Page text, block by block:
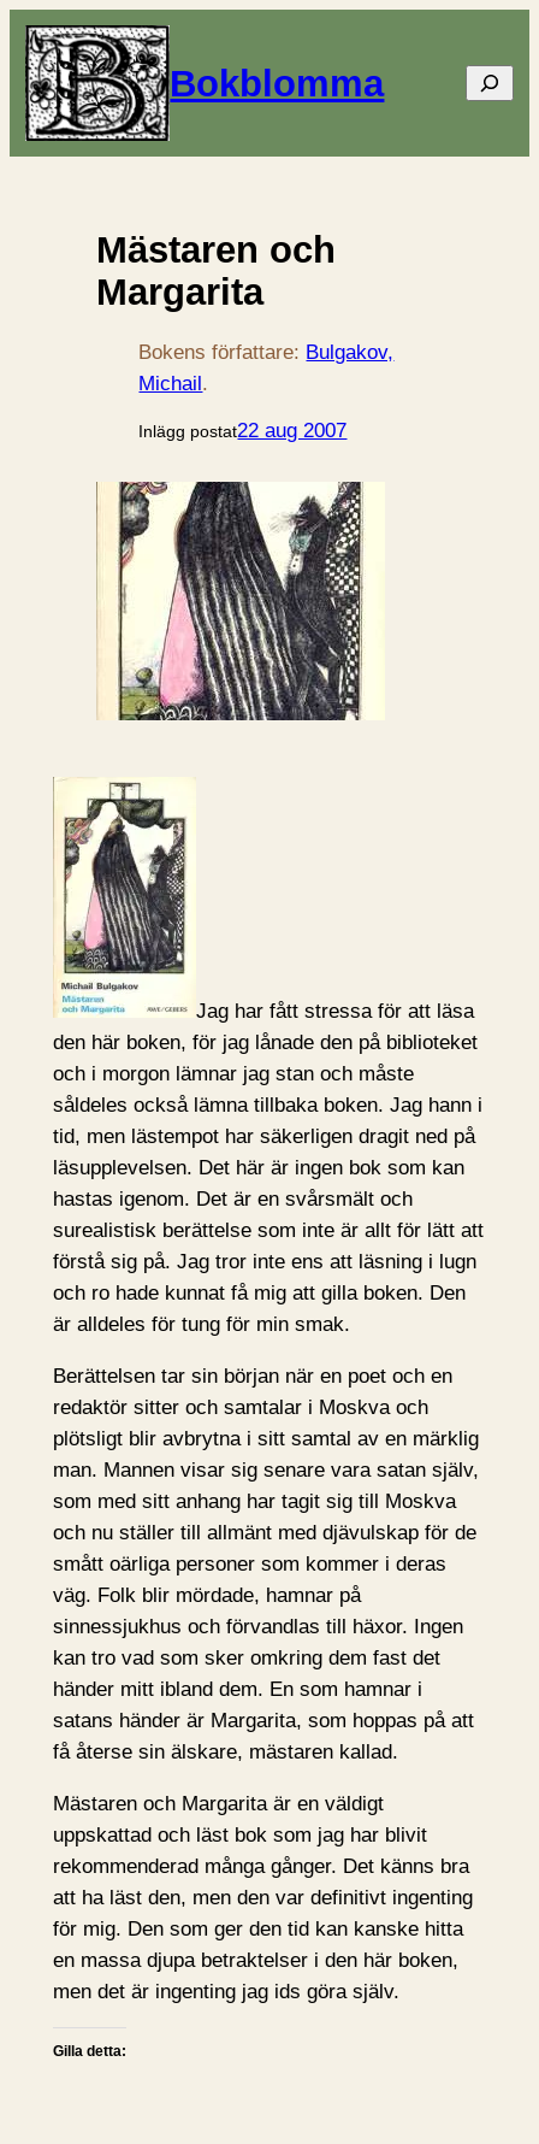
Bokblomma Sök
Mästaren och
Margarita
Bokens författare: Bulgakov,
Michail .
Inlägg postat22 aug 2007
Jag har fått stressa för att läsa
den här boken, för jag lånade den på biblioteket
och i morgon lämnar jag stan och måste
såldeles också lämna tillbaka boken. Jag hann i
tid, men lästempot har säkerligen dragit ned på
läsupplevelsen. Det här är ingen bok som kan
hastas igenom. Det är en svårsmält och
surealistisk berättelse som inte är allt för lätt att
förstå sig på. Jag tror inte ens att läsning i lugn
och ro hade kunnat få mig att gilla boken. Den
är alldeles för tung för min smak.
Berättelsen tar sin början när en poet och en
redaktör sitter och samtalar i Moskva och
plötsligt blir avbrytna i sitt samtal av en märklig
man. Mannen visar sig senare vara satan själv,
som med sitt anhang har tagit sig till Moskva
och nu ställer till allmänt med djävulskap för de
smått oärliga personer som kommer i deras
väg. Folk blir mördade, hamnar på
sinnessjukhus och förvandlas till häxor. Ingen
kan tro vad som sker omkring dem fast det
händer mitt ibland dem. En som hamnar i
satans händer är Margarita, som hoppas på att
få återse sin älskare, mästaren kallad.
Mästaren och Margarita är en väldigt
uppskattad och läst bok som jag har blivit
rekommenderad många gånger. Det känns bra
att ha läst den, men den var definitivt ingenting
för mig. Den som ger den tid kan kanske hitta
en massa djupa betraktelser i den här boken,
men det är ingenting jag ids göra själv.
Gilla detta: